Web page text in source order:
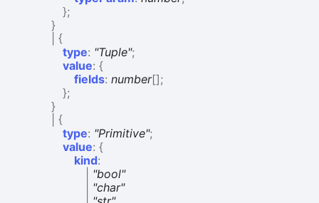
};
}
{
type: "Tuple";
value: {
fields: number[];
};
}
{
type: "Primitive";
value: {
kind:
"bool"
"char"